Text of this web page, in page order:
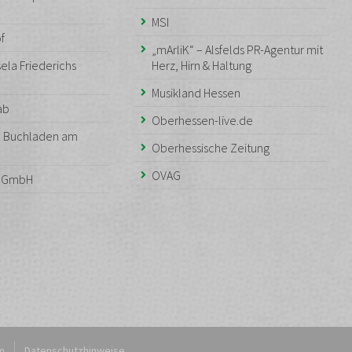
Friederichs
Buchladen am
MSI
„mArliK“ – Alsfelds PR-Agentur mit
Herz, Hirn & Haltung
Musikland Hessen
Oberhessen-live.de
Oberhessische Zeitung
OVAG